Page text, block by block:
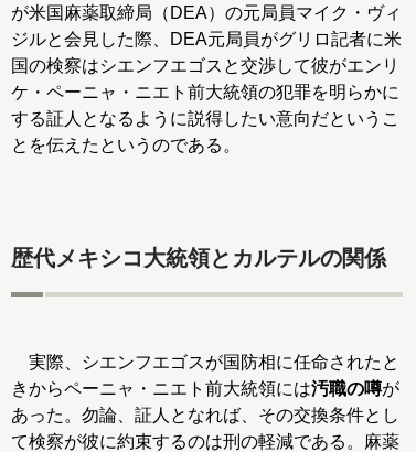
が米国麻薬取締局（DEA）の元局員マイク・ヴィ
ジルと会見した際、DEA元局員がグリロ記者に米
国の検察はシエンフエゴスと交渉して彼がエンリ
ケ・ペーニャ・ニエト前大統領の犯罪を明らかに
する証人となるように説得したい意向だというこ
とを伝えたというのである。
歴代メキシコ大統領とカルテルの関係
実際、シエンフエゴスが国防相に任命されたと
きからペーニャ・ニエト前大統領には汚職の噂が
あった。勿論、証人となれば、その交換条件とし
て検察が彼に約束するのは刑の軽減である。麻薬